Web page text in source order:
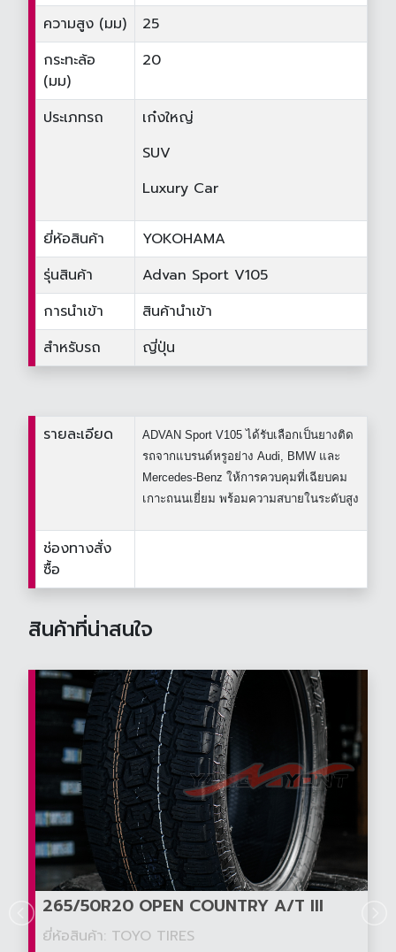
ความสูง (มม)
25
กระทะล้อ
(มม)
20
ประเภทรถ
เก๋งใหญ่
SUV
Luxury Car
ยี่ห้อสินค้า
YOKOHAMA
รุ่นสินค้า
Advan Sport V105
การนำเข้า
สินค้านำเข้า
สำหรับรถ
ญี่ปุ่น
รายละเอียด
ADVAN Sport V105 ได้รับเลือกเป็นยางติด
รถจากแบรนด์หรูอย่าง Audi, BMW และ
Mercedes-Benz ให้การควบคุมที่เฉียบคม
เกาะถนนเยี่ยม พร้อมความสบายในระดับสูง
ช่องทางสั่ง
ซื้อ
สินค้าที่น่าสนใจ
265/50R20 OPEN COUNTRY A/T III
ยี่ห้อสินค้า: TOYO TIRES